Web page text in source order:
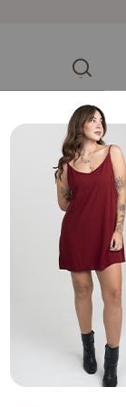
kits
do-dia-08-